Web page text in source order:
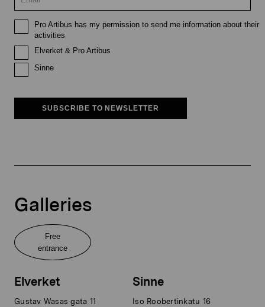
Pro Artibus has my permission to send me information about their
activities
Elverket & Pro Artibus
Sinne
SUBSCRIBE TO NEWSLETTER
Galleries
Free
entrance
Elverket
Gustav Wasas gata 11
Sinne
Iso Roobertinkatu 16